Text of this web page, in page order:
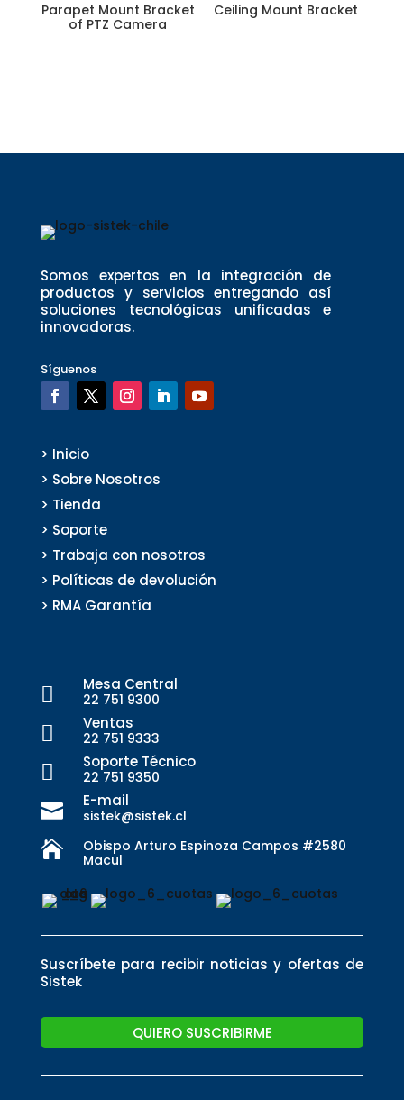
Parapet Mount Bracket
of PTZ Camera
Ceiling Mount Bracket
Somos expertos en la integración de
productos y servicios entregando así
soluciones tecnológicas unificadas e
innovadoras.
Síguenos
> Inicio
> Sobre Nosotros
> Tienda
> Soporte
> Trabaja con nosotros
> Políticas de devolución
> RMA Garantía
 Mesa Central
22 751 9300
 Ventas
22 751 9333
 Soporte Técnico
22 751 9350
 E-mail
sistek@sistek.cl

Obispo Arturo Espinoza Campos #2580
Macul
Suscríbete para recibir noticias y ofertas de
Sistek
QUIERO SUSCRIBIRME